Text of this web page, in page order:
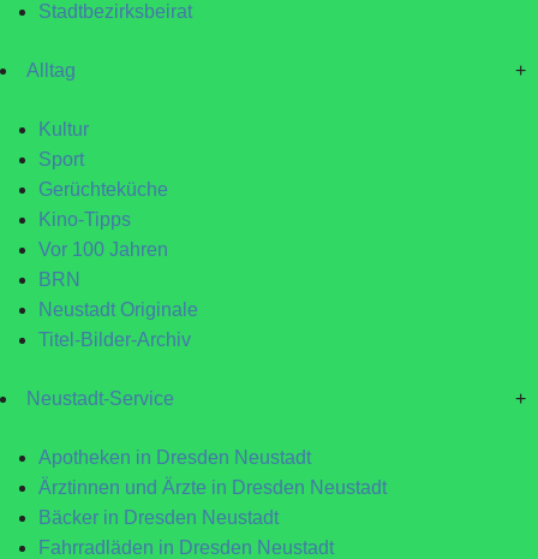
Stadtbezirksbeirat
Alltag +
Kultur
Sport
Gerüchteküche
Kino-Tipps
Vor 100 Jahren
BRN
Neustadt Originale
Titel-Bilder-Archiv
Neustadt-Service +
Apotheken in Dresden Neustadt
Ärztinnen und Ärzte in Dresden Neustadt
Bäcker in Dresden Neustadt
Fahrradläden in Dresden Neustadt